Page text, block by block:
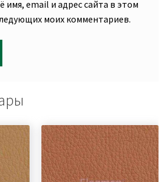
имя, email и адрес сайта в этом
моих комментариев.